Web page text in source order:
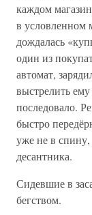
каждом
в условленном
дождалась
один из
автомат,
выстрелить
последовало.
быстро
уже не в
десантника.
Сидевшие в
бегством.